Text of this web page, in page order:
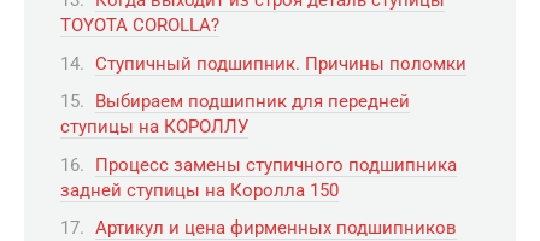
TOYOTA COROLLA?
Ступичный подшипник. Причины поломки
Выбираем подшипник для передней
ступицы на КОРОЛЛУ
Процесс замены ступичного подшипника
задней ступицы на Королла 150
Артикул и цена фирменных подшипников